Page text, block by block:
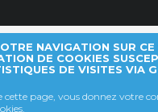
NAVIGATION SUR CE
DE COOKIES
DE VISITES VIA
cette page, vous donnez votre